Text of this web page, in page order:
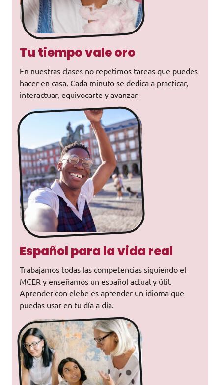
Tu tiempo vale oro
En nuestras clases no repetimos tareas que puedes
hacer en casa. Cada minuto se dedica a practicar,
interactuar, equivocarte y avanzar.
Español para la vida real
Trabajamos todas las competencias siguiendo el
MCER y enseñamos un español actual y útil.
Aprender con elebe es aprender un idioma que
puedas usar en tu día a día.